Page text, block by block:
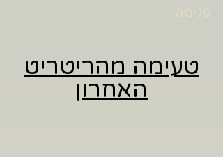
טעימה מהריטריט
האחרון